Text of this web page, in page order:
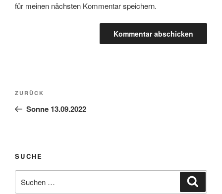
für meinen nächsten Kommentar speichern.
Beitragsnavigation
Vorheriger
Beitrag
ZURÜCK
Sonne 13.09.2022
SUCHE
nach: